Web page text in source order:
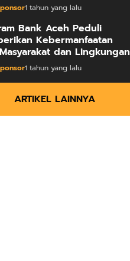
1 tahun yang lalu
Bank Aceh Peduli
Kebermanfaatan
dan Lingkungan
1 tahun yang lalu
ARTIKEL LAINNYA